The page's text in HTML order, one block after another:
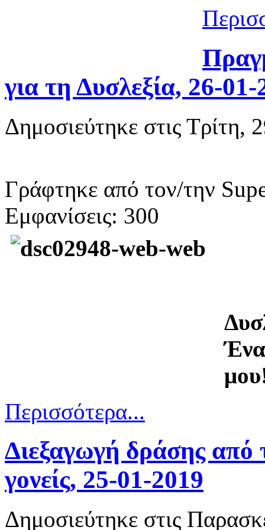
για τη Δυσλεξία, 26-01-
Δημοσιεύτηκε στις Τρίτη,
Γράφτηκε από τον/την
Εμφανίσεις: 300
Περισσότερα...
Διεξαγωγή δράσης
γονείς, 25-01-2019
Δημοσιεύτηκε στις